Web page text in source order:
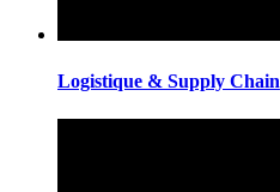
Logistique & Supply Chain